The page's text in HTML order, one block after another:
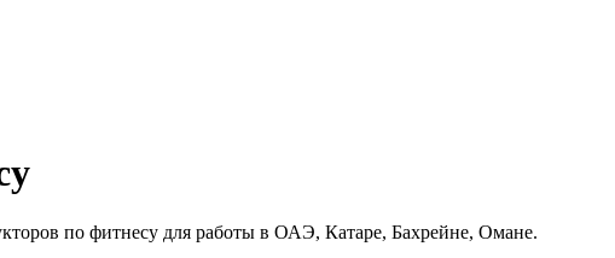
по фитнесу для работы в ОАЭ, Катаре, Бахрейне, Омане.